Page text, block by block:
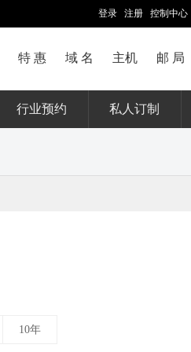
登录 注册 控制中心
特 惠 域 名 主机 邮 局
行业预约 私人订制
10年